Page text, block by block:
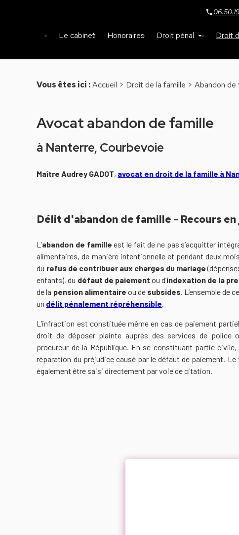
Le cabinet Honoraires Droit pénal Droit
Vous êtes ici : Accueil > Droit de la famille > Abandon de
Avocat abandon de famille
à Nanterre, Courbevoie
Maître Audrey GADOT, avocat en droit de la famille à
Délit d'abandon de famille - Recours
L’abandon de famille est le fait de ne pas s’acquitter
alimentaires, de manière intentionnelle et pendant deux
du refus de contribuer aux charges du mariage
enfants), du défaut de paiement ou d’indexation de la
de la pension alimentaire ou de subsides. L’ensemble de
un délit pénalement répréhensible.
L’infraction est constituée même en cas de paiement
droit de déposer plainte auprès des services de police
procureur de la République. En se constituant partie
réparation du préjudice causé par le défaut de paiement.
également être saisi directement par voie de citation.